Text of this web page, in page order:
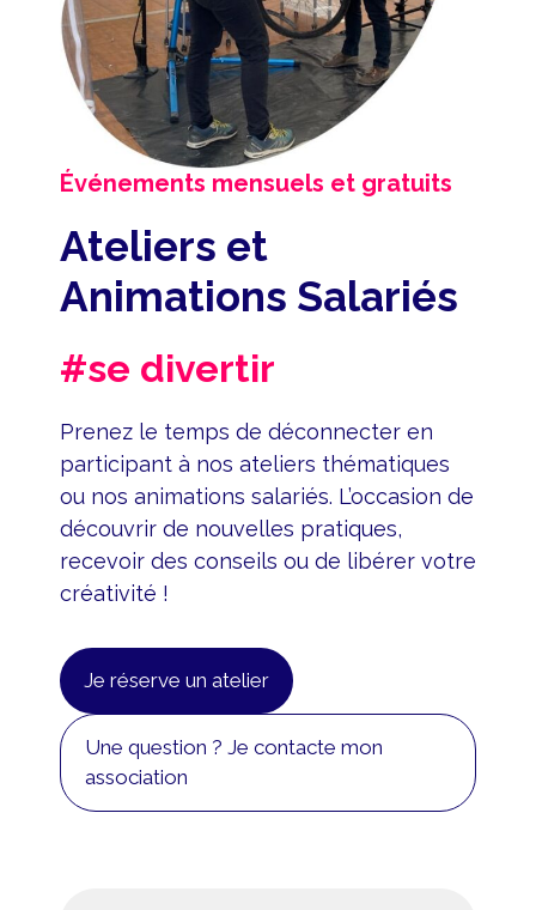
Événements mensuels et gratuits
Ateliers et
Animations Salariés
#se divertir
Prenez le temps de déconnecter en
participant à nos ateliers thématiques
ou nos animations salariés. L’occasion de
découvrir de nouvelles pratiques,
recevoir des conseils ou de libérer votre
créativité !
Je réserve un atelier
Une question ? Je contacte mon
association